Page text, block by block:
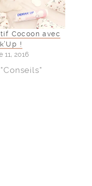
Cocoon avec
!
11, 2016